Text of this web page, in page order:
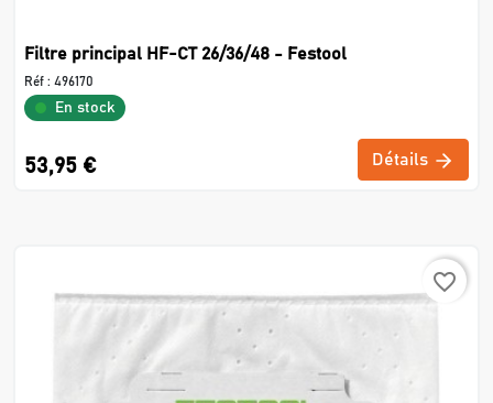
Filtre principal HF-CT 26/36/48 - Festool
Réf : 496170
En stock
53,95 € Détails
favorite_border